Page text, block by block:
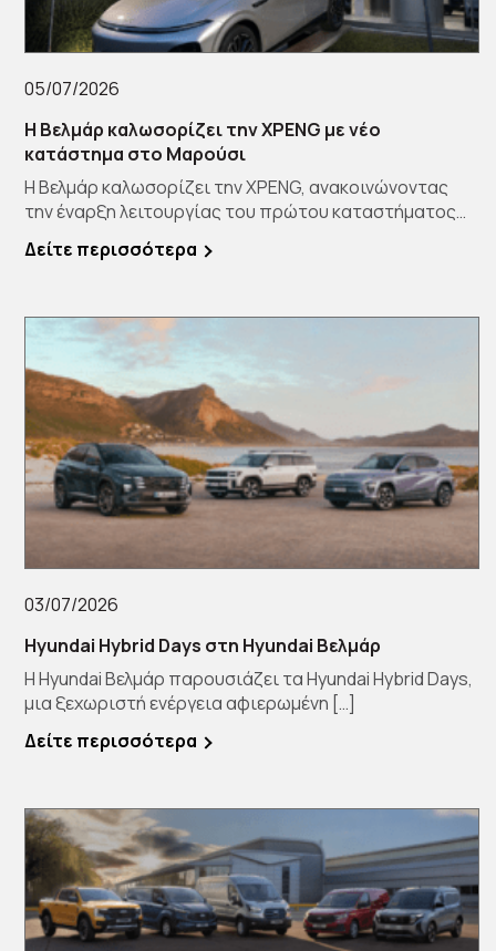
05/07/2026
Η Βελμάρ καλωσορίζει την XPENG με νέο
κατάστημα στο Μαρούσι
Η Βελμάρ καλωσορίζει την XPENG, ανακοινώνοντας
την έναρξη λειτουργίας του πρώτου καταστήματος
Δείτε περισσότερα
03/07/2026
Hyundai Hybrid Days στη Hyundai Βελμάρ
Η Hyundai Βελμάρ παρουσιάζει τα Hyundai Hybrid Days,
μια ξεχωριστή ενέργεια αφιερωμένη […]
Δείτε περισσότερα